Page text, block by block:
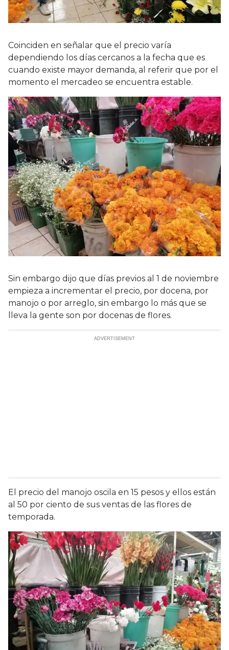
Coinciden en señalar que el precio varía
dependiendo los días cercanos a la fecha que es
cuando existe mayor demanda, al referir que por el
momento el mercadeo se encuentra estable.
Sin embargo dijo que días previos al 1 de noviembre
empieza a incrementar el precio, por docena, por
manojo o por arreglo, sin embargo lo más que se
lleva la gente son por docenas de flores.
El precio del manojo oscila en 15 pesos y ellos están
al 50 por ciento de sus ventas de las flores de
temporada.